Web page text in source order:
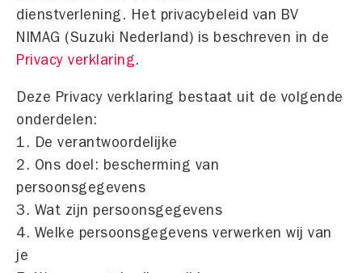
dienstverlening. Het privacybeleid van BV
NIMAG (Suzuki Nederland) is beschreven in de
Privacy verklaring.
Deze Privacy verklaring bestaat uit de volgende
onderdelen:
1. De verantwoordelijke
2. Ons doel: bescherming van
persoonsgegevens
3. Wat zijn persoonsgegevens
4. Welke persoonsgegevens verwerken wij van
je